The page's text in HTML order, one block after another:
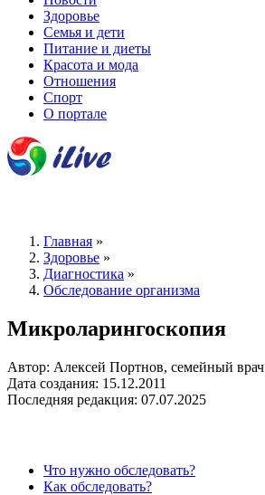
Здоровье
Семья и дети
Питание и диеты
Красота и мода
Отношения
Спорт
О портале
Главная »
Здоровье »
Диагностика »
Обследование организма
Микроларингоскопия
Автор: Алексей Портнов, семейный врач
Дата создания: 15.12.2011
Последняя редакция: 07.07.2025
Что нужно обследовать?
Как обследовать?